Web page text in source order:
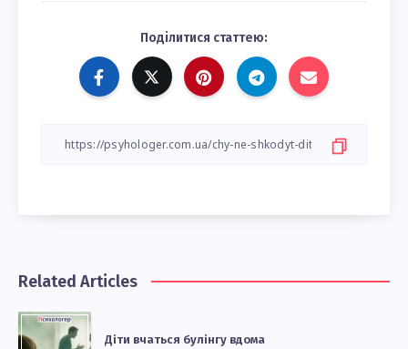
Поділитися статтею:
Related Articles
Діти вчаться булінгу вдома